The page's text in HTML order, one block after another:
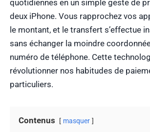
quotidiennes en un simple geste de
deux iPhone. Vous rapprochez vos
le montant, et le transfert s’effectue
sans échanger la moindre
numéro de téléphone. Cette
révolutionner nos habitudes de
particuliers.
Contenus masquer